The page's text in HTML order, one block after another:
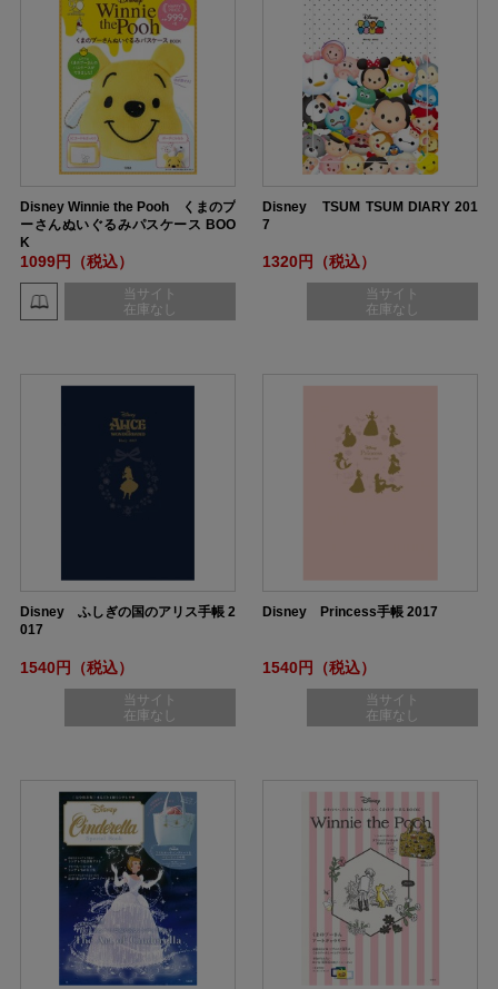
Disney Winnie the Pooh くまのプ
ーさんぬいぐるみパスケース BOO
K
1099円（税込）
当サイト
在庫なし
Disney TSUM TSUM DIARY 201
7
1320円（税込）
当サイト
在庫なし
Disney ふしぎの国のアリス手帳 2
017
1540円（税込）
当サイト
在庫なし
Disney Princess手帳 2017
1540円（税込）
当サイト
在庫なし